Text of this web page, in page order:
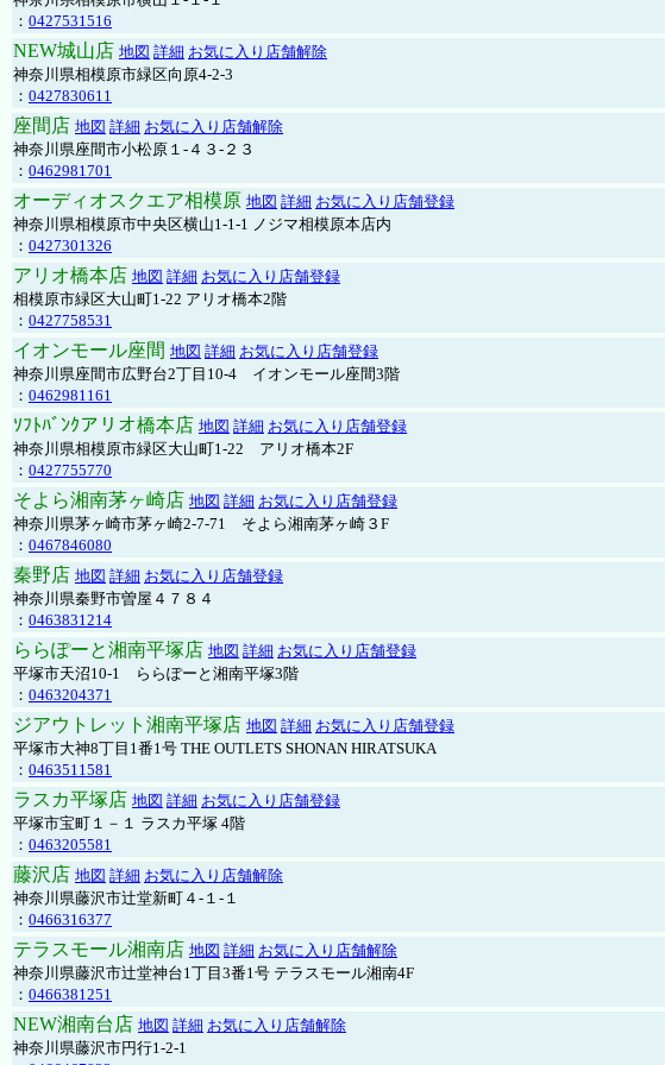
： 0427531516
NEW城山店 地図 詳細 お気に入り店舗解除
神奈川県相模原市緑区向原4-2-3
： 0427830611
座間店 地図 詳細 お気に入り店舗解除
神奈川県座間市小松原１-４３-２３
： 0462981701
オーディオスクエア相模原 地図 詳細 お気に入り店舗登録
神奈川県相模原市中央区横山1-1-1 ノジマ相模原本店内
： 0427301326
アリオ橋本店 地図 詳細 お気に入り店舗登録
相模原市緑区大山町1-22 アリオ橋本2階
： 0427758531
イオンモール座間 地図 詳細 お気に入り店舗登録
神奈川県座間市広野台2丁目10-4 イオンモール座間3階
： 0462981161
ｿﾌﾄﾊﾞﾝｸアリオ橋本店 地図 詳細 お気に入り店舗登録
神奈川県相模原市緑区大山町1-22 アリオ橋本2F
： 0427755770
そよら湘南茅ヶ崎店 地図 詳細 お気に入り店舗登録
神奈川県茅ヶ崎市茅ヶ崎2‐7‐71 そよら湘南茅ヶ崎３F
： 0467846080
秦野店 地図 詳細 お気に入り店舗登録
神奈川県秦野市曽屋４７８４
： 0463831214
ららぽーと湘南平塚店 地図 詳細 お気に入り店舗登録
平塚市天沼10-1 ららぽーと湘南平塚3階
： 0463204371
ジアウトレット湘南平塚店 地図 詳細 お気に入り店舗登録
平塚市大神8丁目1番1号 THE OUTLETS SHONAN HIRATSUKA
： 0463511581
ラスカ平塚店 地図 詳細 お気に入り店舗登録
平塚市宝町１－１ ラスカ平塚 4階
： 0463205581
藤沢店 地図 詳細 お気に入り店舗解除
神奈川県藤沢市辻堂新町４-１-１
： 0466316377
テラスモール湘南店 地図 詳細 お気に入り店舗解除
神奈川県藤沢市辻堂神台1丁目3番1号 テラスモール湘南4F
： 0466381251
NEW湘南台店 地図 詳細 お気に入り店舗解除
神奈川県藤沢市円行1-2-1